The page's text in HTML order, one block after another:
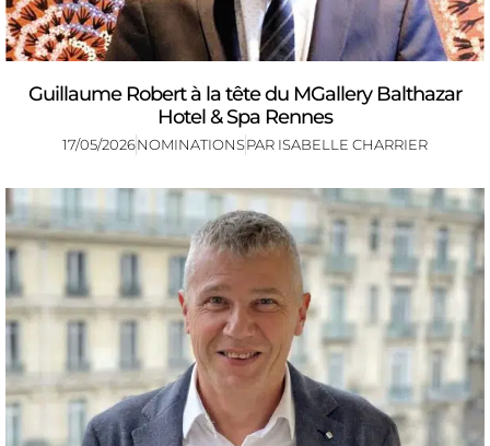
Guillaume Robert à la tête du MGallery Balthazar
Hotel & Spa Rennes
17/05/2026NOMINATIONSPAR ISABELLE CHARRIER